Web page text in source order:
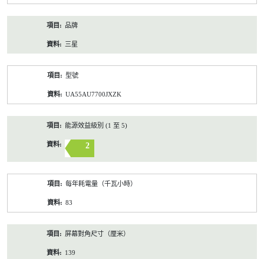
品牌
三星
型號
UA55AU7700JXZK
能源效益級別 (1 至 5)
2
每年耗電量（千瓦小時）
83
屏幕對角尺寸（厘米）
139